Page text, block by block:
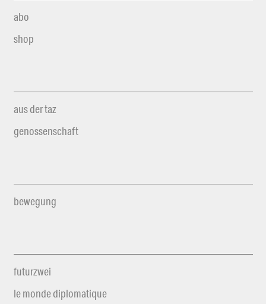
abo
shop
aus der taz
genossenschaft
bewegung
futurzwei
le monde diplomatique